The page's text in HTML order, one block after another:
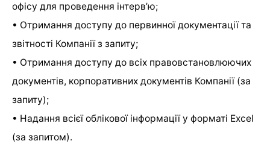
офісу для проведення інтерв’ю;
• Отримання доступу до первинної документації та
звітності Компанії з запиту;
• Отримання доступу до всіх правовстановлюючих
документів, корпоративних документів Компанії (за
запиту);
• Надання всієї облікової інформації у форматі Excel
(за запитом).